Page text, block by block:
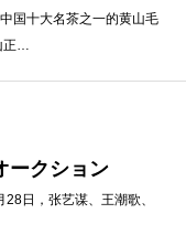
国十大名茶之一的黄山毛
正…
ークション
日，张艺谋、王潮歌、